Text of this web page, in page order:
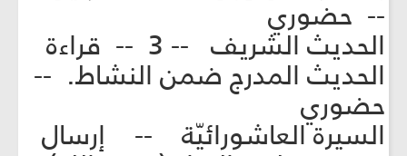
-- حضوري
الحديث الشريف -- 3 -- قراءة
الحديث المدرج ضمن النشاط. --
حضوري
السيرة العاشورائيّة -- إرسال